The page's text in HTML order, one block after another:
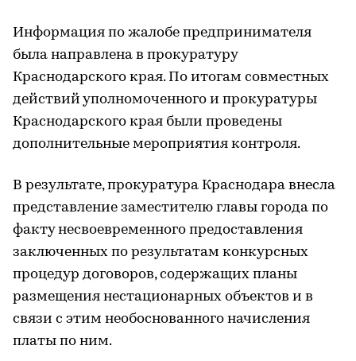
Информация по жалобе предпринимателя
была направлена в прокуратуру
Краснодарского края. По итогам совместных
действий уполномоченного и прокуратуры
Краснодарского края были проведены
дополнительные мероприятия контроля.
В результате, прокуратура Краснодара внесла
представление заместителю главы города по
факту несвоевременного предоставления
заключенных по результатам конкурсных
процедур договоров, содержащих планы
размещения нестационарных объектов и в
связи с этим необоснованного начисления
платы по ним.